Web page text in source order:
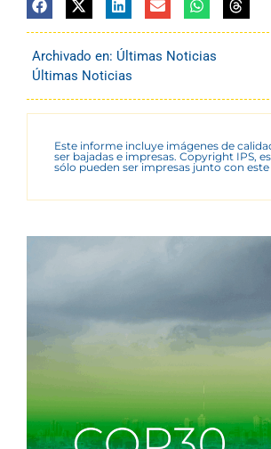
Archivado en: Últimas Noticias
Últimas Noticias
Este informe incluye imágenes de
ser bajadas e impresas. Copyright IPS,
sólo pueden ser impresas junto con